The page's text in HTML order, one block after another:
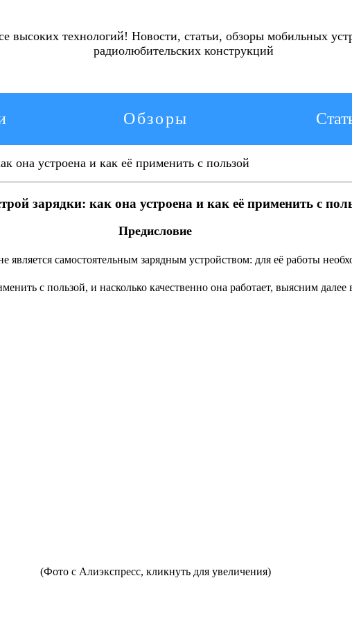
высоких технологий! Новости, статьи, обзоры мобильных
радиолюбительских конструкций
Обзоры
она устроена и как её применить с пользой
зарядки: как она устроена и как её применить с
Предисловие
является самостоятельным зарядным устройством: для её работы
с пользой, и насколько качественно она работает, выясним далее
(Фото с Алиэкспресс, кликнуть для увеличения)